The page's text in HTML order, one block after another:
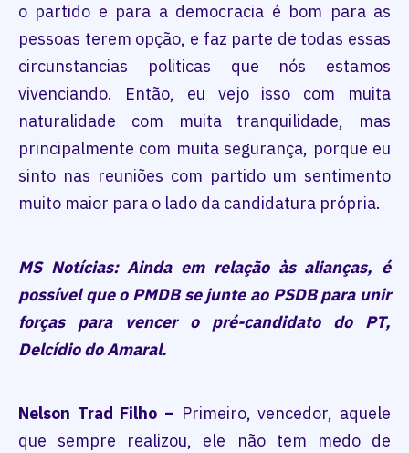
o partido e para a democracia é bom para as
pessoas terem opção, e faz parte de todas essas
circunstancias politicas que nós estamos
vivenciando. Então, eu vejo isso com muita
naturalidade com muita tranquilidade, mas
principalmente com muita segurança, porque eu
sinto nas reuniões com partido um sentimento
muito maior para o lado da candidatura própria.
MS Notícias: Ainda em relação às alianças, é
possível que o PMDB se junte ao PSDB para unir
forças para vencer o pré-candidato do PT,
Delcídio do Amaral.
Nelson Trad Filho – Primeiro, vencedor, aquele
que sempre realizou, ele não tem medo de